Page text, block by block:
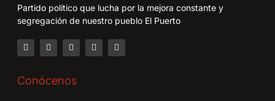
Partido político que lucha por la mejora constante y
segregación de nuestro pueblo El Puerto
Conócenos